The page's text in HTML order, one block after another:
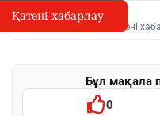
I
Қате туралы хабарлау
Мәтінді белгілеп, «Қатені
Бұл мақала
0
Қатені хабарлау